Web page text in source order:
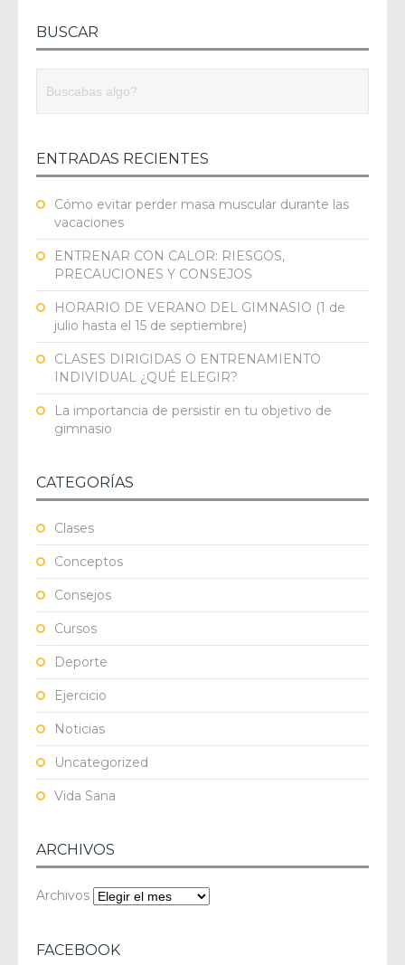
BUSCAR
ENTRADAS RECIENTES
Cómo evitar perder masa muscular durante las
vacaciones
ENTRENAR CON CALOR: RIESGOS,
PRECAUCIONES Y CONSEJOS
HORARIO DE VERANO DEL GIMNASIO (1 de
julio hasta el 15 de septiembre)
CLASES DIRIGIDAS O ENTRENAMIENTO
INDIVIDUAL ¿QUÉ ELEGIR?
La importancia de persistir en tu objetivo de
gimnasio
CATEGORÍAS
Clases
Conceptos
Consejos
Cursos
Deporte
Ejercicio
Noticias
Uncategorized
Vida Sana
ARCHIVOS
Archivos
FACEBOOK